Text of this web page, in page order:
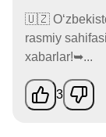
🇺🇿
rasmiy
xabarlar!➥...
3